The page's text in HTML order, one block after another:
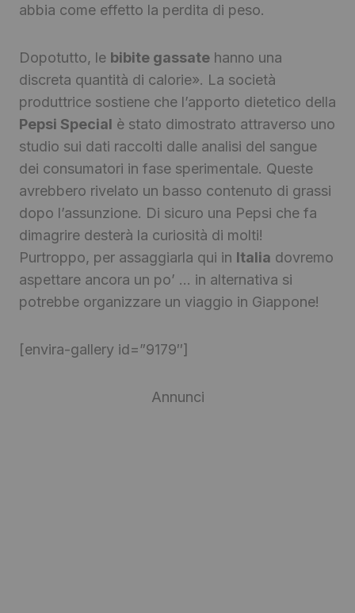
abbia come effetto la perdita di peso.
Dopotutto, le bibite gassate hanno una
discreta quantità di calorie». La società
produttrice sostiene che l’apporto dietetico della
Pepsi Special è stato dimostrato attraverso uno
studio sui dati raccolti dalle analisi del sangue
dei consumatori in fase sperimentale. Queste
avrebbero rivelato un basso contenuto di grassi
dopo l’assunzione. Di sicuro una Pepsi che fa
dimagrire desterà la curiosità di molti!
Purtroppo, per assaggiarla qui in Italia dovremo
aspettare ancora un po’ … in alternativa si
potrebbe organizzare un viaggio in Giappone!
[envira-gallery id=”9179″]
Annunci